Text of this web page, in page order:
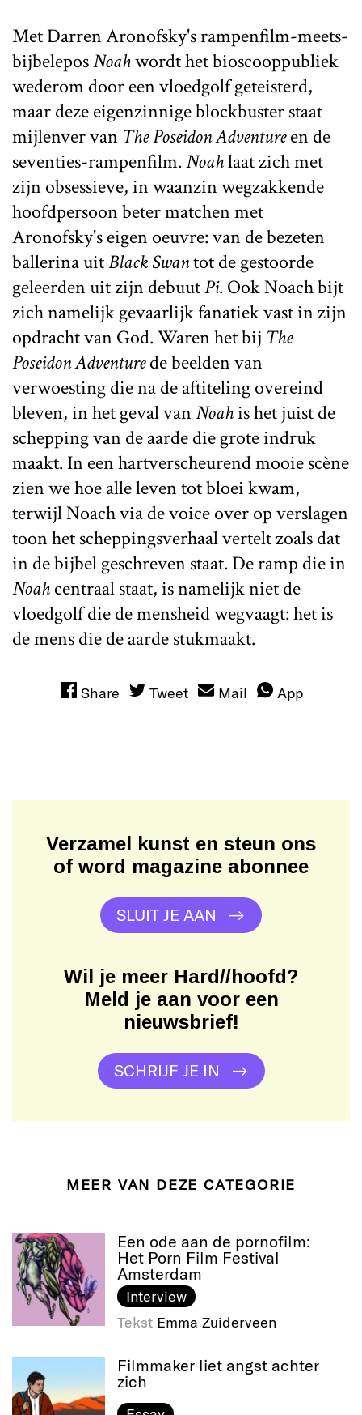
Met Darren Aronofsky's rampenfilm-meets-
bijbeleposNoahwordt het bioscooppubliek
wederom door een vloedgolf geteisterd,
maar deze eigenzinnige blockbuster staat
mijlenver van The Poseidon Adventureen de
seventies-rampenfilm.Noahlaat zich met
zijn obsessieve, in waanzin wegzakkende
hoofdpersoon beter matchen met
Aronofsky's eigen oeuvre: van de bezeten
ballerina uitBlack Swantot de gestoorde
geleerden uit zijn debuutPi. Ook Noach bijt
zich namelijk gevaarlijk fanatiek vast in zijn
opdracht van God. Waren het bij The
Poseidon Adventurede beelden van
verwoesting die na de aftiteling overeind
bleven, in het geval vanNoahis het juist de
schepping van de aarde die grote indruk
maakt. In een hartverscheurend mooie scène
zien we hoe alle leven tot bloei kwam,
terwijl Noach via de voice over op verslagen
toon het scheppingsverhaal vertelt zoals dat
in de bijbel geschreven staat. De ramp die in
Noahcentraal staat, is namelijk niet de
vloedgolf die de mensheid wegvaagt: het is
de mens die de aarde stukmaakt.
Share Tweet Mail App
Verzamel kunst en steun ons
of word magazine abonnee
SLUIT JE AAN
Wil je meer Hard//hoofd?
Meld je aan voor een
nieuwsbrief!
SCHRIJF JE IN
MEER VAN DEZE CATEGORIE
Een ode aan de pornofilm:
Het Porn Film Festival
Amsterdam
Interview
Tekst Emma Zuiderveen
Filmmaker liet angst achter
zich